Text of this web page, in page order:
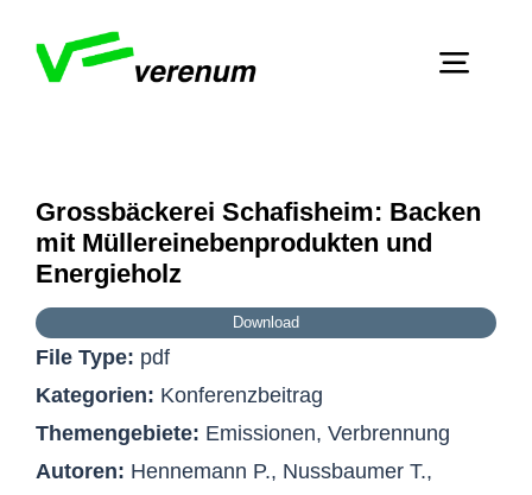
Dienstleistungen
Über Verenum
Publikationen
Kontakt
Zeige
grösseres
Grossbäckerei Schafisheim: Backen
mit Müllereinebenprodukten und
Energieholz
Download
File Type: pdf
Kategorien: Konferenzbeitrag
Themengebiete: Emissionen, Verbrennung
Autoren: Hennemann P., Nussbaumer T.,